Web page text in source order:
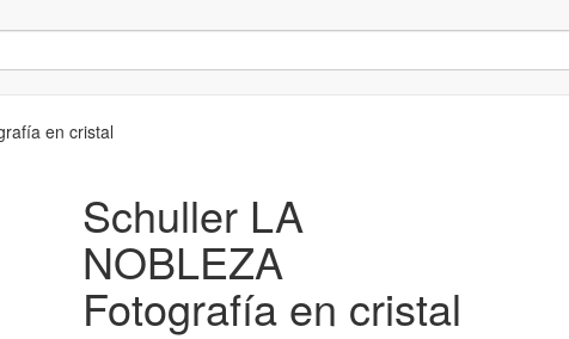
en cristal
Schuller LA
NOBLEZA
Fotografía en cristal